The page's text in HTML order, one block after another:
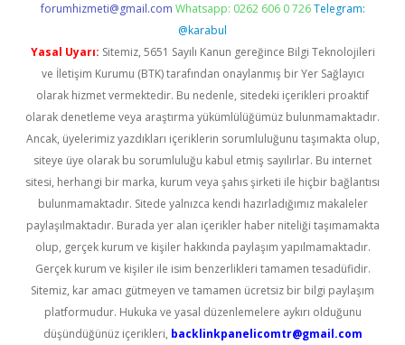
forumhizmeti@gmail.com Whatsapp: 0262 606 0 726 Telegram:
@karabul
Yasal Uyarı: Sitemiz, 5651 Sayılı Kanun gereğince Bilgi Teknolojileri
ve İletişim Kurumu (BTK) tarafından onaylanmış bir Yer Sağlayıcı
olarak hizmet vermektedir. Bu nedenle, sitedeki içerikleri proaktif
olarak denetleme veya araştırma yükümlülüğümüz bulunmamaktadır.
Ancak, üyelerimiz yazdıkları içeriklerin sorumluluğunu taşımakta olup,
siteye üye olarak bu sorumluluğu kabul etmiş sayılırlar. Bu internet
sitesi, herhangi bir marka, kurum veya şahıs şirketi ile hiçbir bağlantısı
bulunmamaktadır. Sitede yalnızca kendi hazırladığımız makaleler
paylaşılmaktadır. Burada yer alan içerikler haber niteliği taşımamakta
olup, gerçek kurum ve kişiler hakkında paylaşım yapılmamaktadır.
Gerçek kurum ve kişiler ile isim benzerlikleri tamamen tesadüfidir.
Sitemiz, kar amacı gütmeyen ve tamamen ücretsiz bir bilgi paylaşım
platformudur. Hukuka ve yasal düzenlemelere aykırı olduğunu
düşündüğünüz içerikleri, backlinkpanelicomtr@gmail.com